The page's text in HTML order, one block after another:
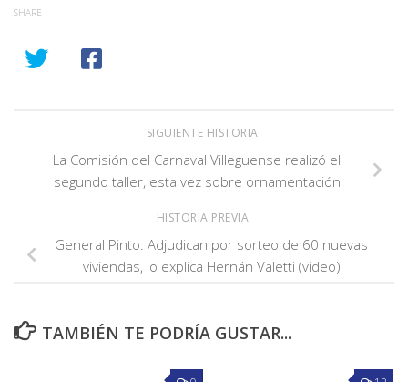
SHARE
SIGUIENTE HISTORIA
La Comisión del Carnaval Villeguense realizó el
segundo taller, esta vez sobre ornamentación
HISTORIA PREVIA
General Pinto: Adjudican por sorteo de 60 nuevas
viviendas, lo explica Hernán Valetti (video)
TAMBIÉN TE PODRÍA GUSTAR...